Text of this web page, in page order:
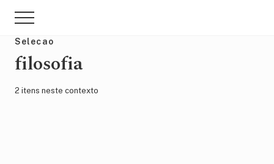
main
content
para
sidebar
primária
Menu
Selecao
filosofia
2 itens neste contexto